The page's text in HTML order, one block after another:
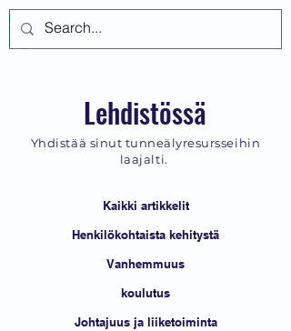
Lehdistössä
Yhdistää sinut tunneälyresursseihin
laajalti.
Kaikki artikkelit
Henkilökohtaista kehitystä
Vanhemmuus
koulutus
Johtajuus ja liiketoiminta